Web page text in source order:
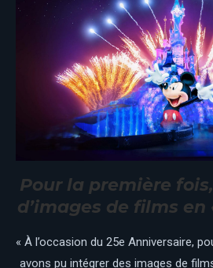
Pour la première
d’images de films
« À l’occasion du 25e Anniversaire,
avons pu intégrer des images de